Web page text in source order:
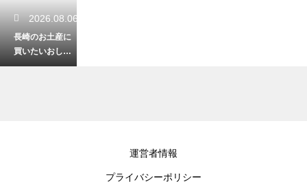
2026.08.06
長崎のお土産に
買いたいおしゃ
れな雑貨！旅の
運営者情報
プライバシーポリシー